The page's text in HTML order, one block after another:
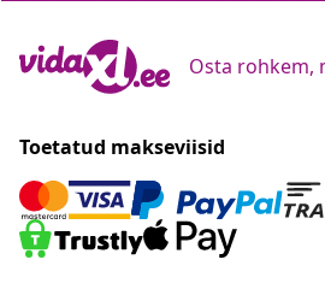
Osta rohkem,
Toetatud makseviisid